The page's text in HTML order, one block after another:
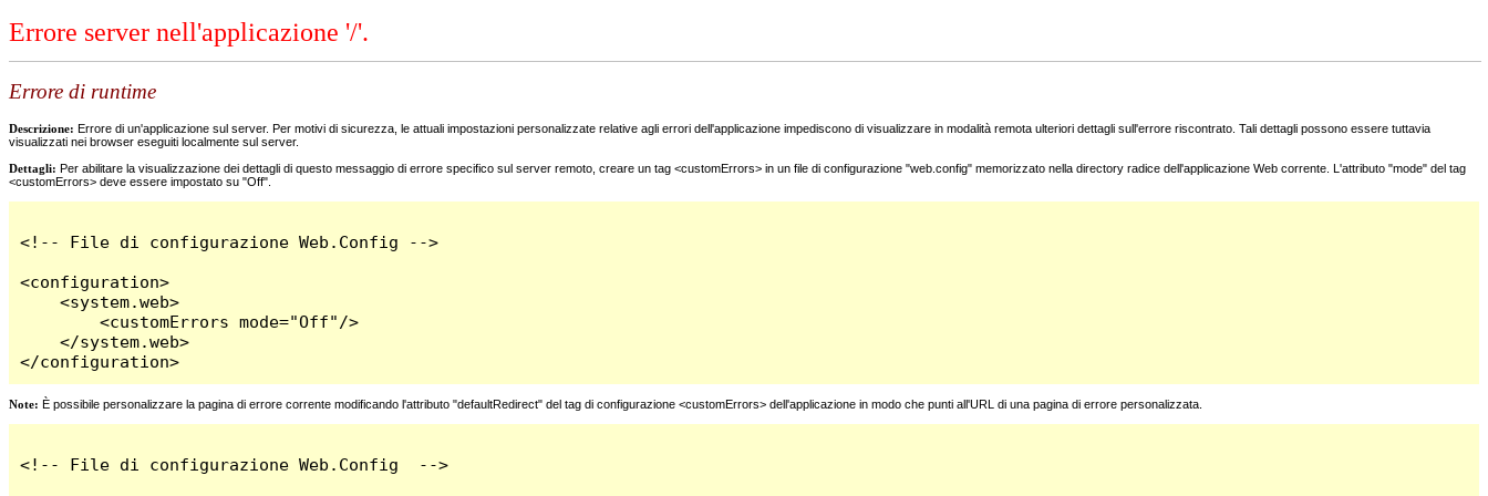
Errore server nell'applicazione '/'.
Errore di runtime
Descrizione: Errore di un'applicazione sul server. Per motivi di sicurezza, le attuali impostazioni personalizzate relative agli errori dell'applicazione impediscono di visualizzare in modalità remota ulteriori dettagli sull'errore riscontrato. Tali dettagli possono essere tuttavia
visualizzati nei browser eseguiti localmente sul server.
Dettagli: Per abilitare la visualizzazione dei dettagli di questo messaggio di errore specifico sul server remoto, creare un tag <customErrors> in un file di configurazione "web.config" memorizzato nella directory radice dell'applicazione Web corrente. L'attributo "mode" del tag
<customErrors> deve essere impostato su "Off".
<!-- File di configurazione Web.Config -->
<configuration>
    <system.web>
        <customErrors mode="Off"/>
    </system.web>
</configuration>
Note: È possibile personalizzare la pagina di errore corrente modificando l'attributo "defaultRedirect" del tag di configurazione <customErrors> dell'applicazione in modo che punti all'URL di una pagina di errore personalizzata.
<!-- File di configurazione Web.Config  -->